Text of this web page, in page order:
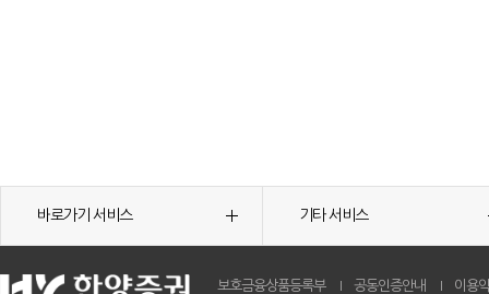
바로가기 서비스 기타 서비스
보호금융상품등록부 공동인증안내 이용